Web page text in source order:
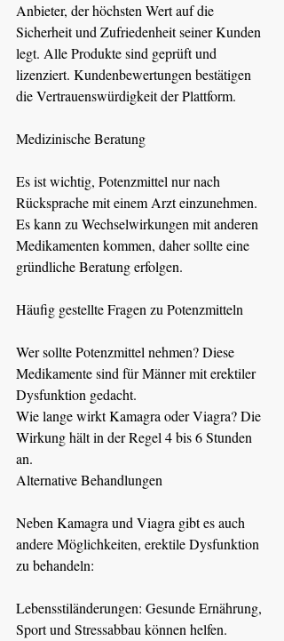
Anbieter, der höchsten Wert auf die
Sicherheit und Zufriedenheit seiner Kunden
legt. Alle Produkte sind geprüft und
lizenziert. Kundenbewertungen bestätigen
die Vertrauenswürdigkeit der Plattform.
Medizinische Beratung
Es ist wichtig, Potenzmittel nur nach
Rücksprache mit einem Arzt einzunehmen.
Es kann zu Wechselwirkungen mit anderen
Medikamenten kommen, daher sollte eine
gründliche Beratung erfolgen.
Häufig gestellte Fragen zu Potenzmitteln
Wer sollte Potenzmittel nehmen? Diese
Medikamente sind für Männer mit erektiler
Dysfunktion gedacht.
Wie lange wirkt Kamagra oder Viagra? Die
Wirkung hält in der Regel 4 bis 6 Stunden
an.
Alternative Behandlungen
Neben Kamagra und Viagra gibt es auch
andere Möglichkeiten, erektile Dysfunktion
zu behandeln:
Lebensstiländerungen: Gesunde Ernährung,
Sport und Stressabbau können helfen.